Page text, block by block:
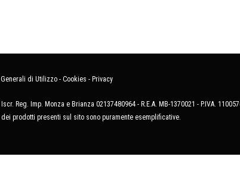
di Utilizzo - Cookies - Privacy
Reg. Imp. Monza e Brianza 02137480964 - R.E.A. MB-1370021 - P.IVA.
prodotti presenti sul sito sono puramente esemplificative.